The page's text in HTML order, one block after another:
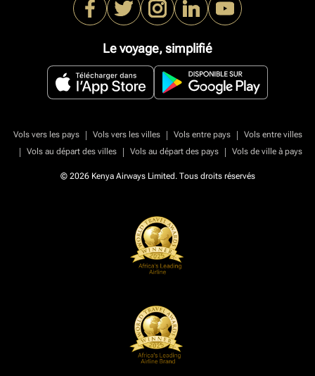
Le voyage, simplifié
Vols vers les pays | Vols vers les villes | Vols entre pays |
Vols entre villes
|
Vols au départ des villes | Vols au départ des pays | Vols de ville à pays
© 2026 Kenya Airways Limited. Tous droits réservés